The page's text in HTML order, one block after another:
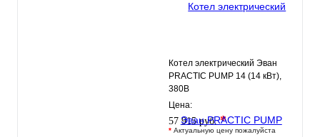
Котел электрический Эван
PRACTIC PUMP 14 (14 кВт),
380В
Цена:
57 915 руб.*
* Актуальную цену пожалуйста